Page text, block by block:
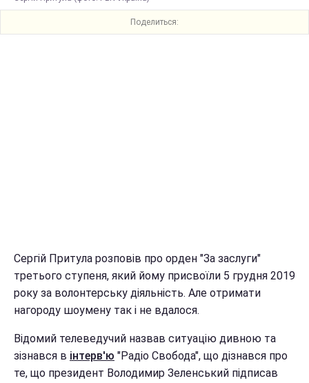
Поделиться:
Сергій Притула розповів про орден "За заслуги"
третього ступеня, який йому присвоїли 5 грудня 2019
року за волонтерську діяльність. Але отримати
нагороду шоумену так і не вдалося.
Відомий телеведучий назвав ситуацію дивною та
зізнався в інтерв'ю "Радіо Свобода", що дізнався про
те, що президент Володимир Зеленський підписав